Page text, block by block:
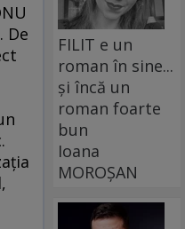
De
FILIT e un
roman în sine...
și încă un
roman foarte
bun
Ioana
MOROȘAN